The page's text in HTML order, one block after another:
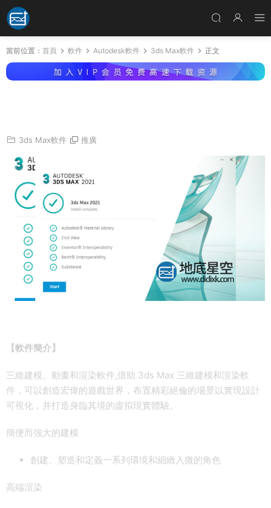
當前位置： 首頁 軟件 Autodesk軟件 3ds Max軟件 正文
3ds Max軟件 推廣
【軟件簡介】
三維建模、動畫和渲染軟件,借助 3ds Max 三維建模和渲染軟
件，可以創造宏偉的遊戲世界，布置精彩絕倫的場景以實現設計
可視化，并打造身臨其境的虛拟現實體驗。
簡便而強大的建模
創建、塑造和定義一系列環境和細緻入微的角色
高端渲染